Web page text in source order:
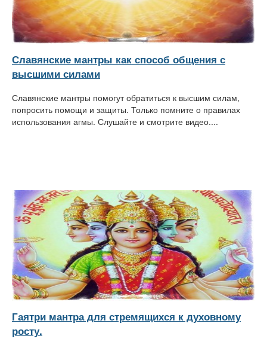
Славянские мантры как способ общения с
высшими силами
Славянские мантры помогут обратиться к высшим силам,
попросить помощи и защиты. Только помните о правилах
использования агмы. Слушайте и смотрите видео....
Гаятри мантра для стремящихся к духовному
росту.